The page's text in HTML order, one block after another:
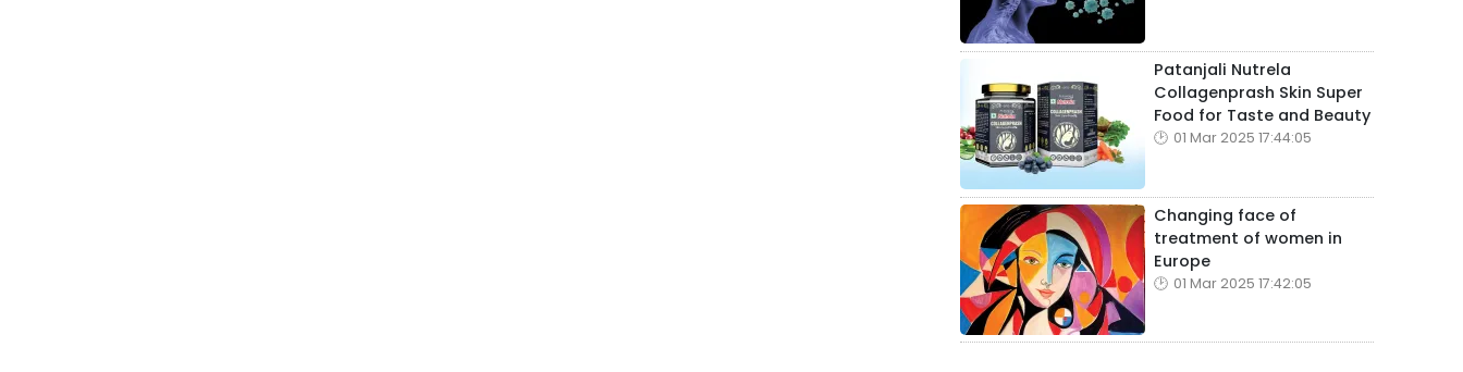
Patanjali Nutrela
Collagenprash Skin Super
Food for Taste and Beauty
01 Mar 2025 17:44:05
Changing face of
treatment of women in
Europe
01 Mar 2025 17:42:05